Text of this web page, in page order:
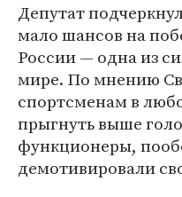
Депутат
мало шансов на
России — одна из
мире. По мнению
спортсменам в
прыгнуть выше
функционеры,
демотивировали